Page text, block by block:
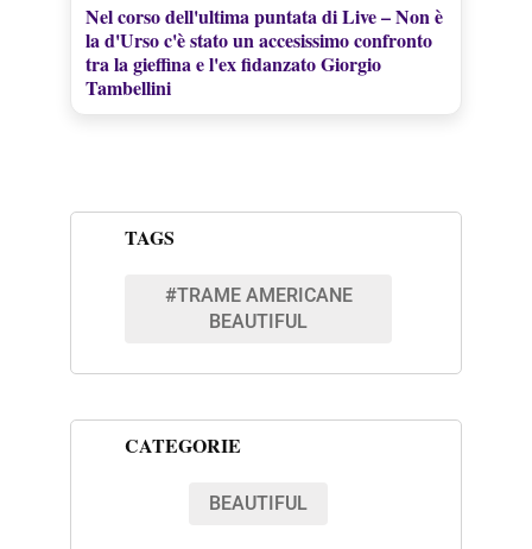
Nel corso dell'ultima puntata di Live – Non è
la d'Urso c'è stato un accesissimo confronto
tra la gieffina e l'ex fidanzato Giorgio
Tambellini
TAGS
#TRAME AMERICANE
BEAUTIFUL
CATEGORIE
BEAUTIFUL